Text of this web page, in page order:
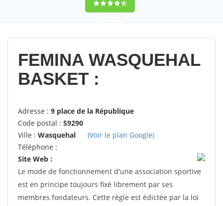
9,4(100%)
14358votes
FEMINA WASQUEHAL
BASKET :
Adresse : 9 place de la République
Code postal : 59290
Ville : Wasquehal
(Voir le plan Google)
Téléphone :
Site Web :
Le mode de fonctionnement d'une association sportive
est en principe toujours fixé librement par ses
membres fondateurs. Cette règle est édictée par la loi